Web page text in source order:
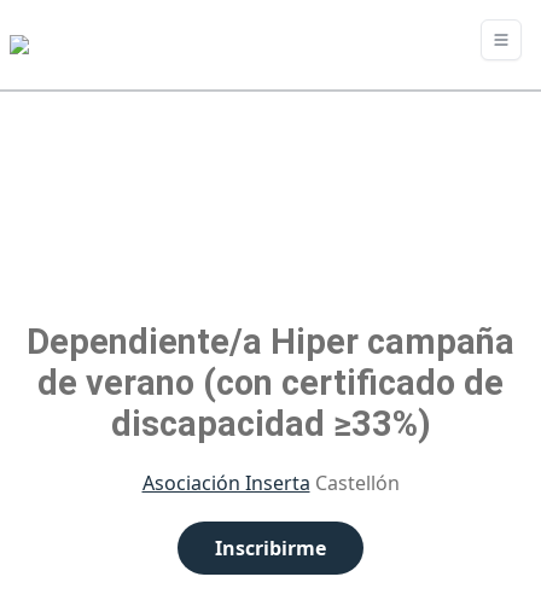
Dependiente/a Hiper campaña
de verano (con certificado de
discapacidad ≥33%)
Asociación Inserta Castellón
Inscribirme